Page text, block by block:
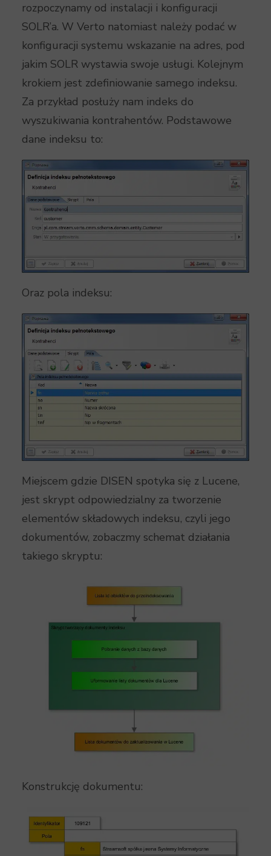
rozpoczynamy od instalacji i konfiguracji
SOLR’a. W Verto natomiast należy podać w
konfiguracji systemu wskazanie na adres, pod
jakim SOLR wystawia swoje usługi. Kolejnym
krokiem jest zdefiniowanie samego indeksu.
Za przykład posłuży nam indeks do
wyszukiwania kontrahentów. Podstawowe
dane indeksu to:
Oraz pola indeksu:
Miejscem gdzie DISEN spotyka się z Lucene,
jest skrypt odpowiedzialny za tworzenie
elementów składowych indeksu, czyli jego
dokumentów, zobaczmy schemat działania
takiego skryptu:
Konstrukcję dokumentu: